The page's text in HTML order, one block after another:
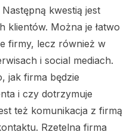
kwestią jest
klientów. Można je łatwo
firmy, lecz również w
i social mediach.
jak firma będzie
i czy dotrzymuje
też komunikacja z firmą
Rzetelna firma